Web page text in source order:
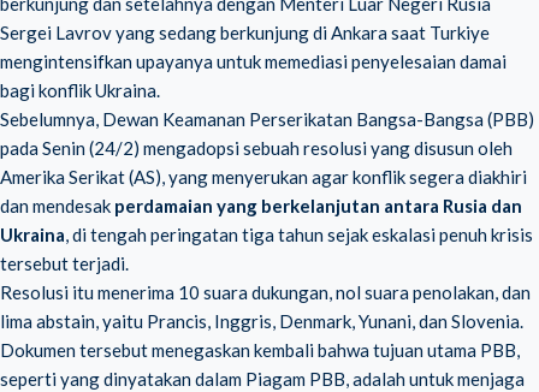
Sergei Lavrov yang sedang berkunjung di Ankara saat Turkiye
mengintensifkan upayanya untuk memediasi penyelesaian damai
bagikonflik Ukraina.
Sebelumnya, Dewan Keamanan Perserikatan Bangsa-Bangsa (PBB)
pada Senin (24/2) mengadopsi sebuah resolusi yang disusun oleh
Amerika Serikat (AS), yang menyerukan agar konflik segera diakhiri
dan mendesak perdamaian yang berkelanjutan antara Rusia dan
Ukraina, di tengah peringatan tiga tahun sejak eskalasi penuh krisis
tersebut terjadi.
Resolusi itu menerima 10 suara dukungan, nol suara penolakan, dan
lima abstain, yaitu Prancis, Inggris, Denmark, Yunani, dan Slovenia.
Dokumen tersebut menegaskan kembali bahwa tujuan utama PBB,
seperti yang dinyatakan dalam Piagam PBB, adalah untuk menjaga